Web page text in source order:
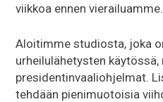
viikkoa ennen vierailuamme.
Aloitimme studiosta, joka
urheilulähetysten
presidentinvaaliohjelmat.
tehdään pienimuotoisia